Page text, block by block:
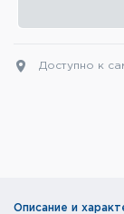
Доступно к
Описание и